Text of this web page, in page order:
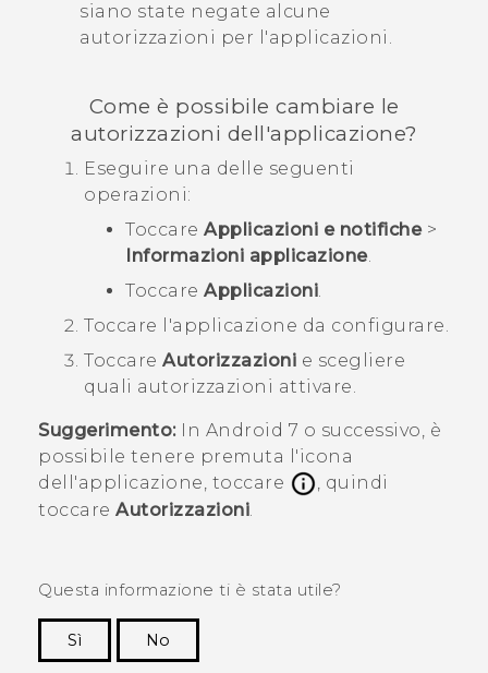
siano state negate alcune
autorizzazioni per l'applicazioni.
Come è possibile cambiare le
autorizzazioni dell'applicazione?
Eseguire una delle seguenti
operazioni:
Toccare Applicazioni e notifiche>
Informazioni applicazione.
Toccare Applicazioni.
Toccare l'applicazione da configurare.
Toccare Autorizzazioni e scegliere
quali autorizzazioni attivare.
Suggerimento:In Android 7 o successivo, è
possibile tenere premuta l'icona
dell'applicazione, toccare
, quindi
toccare Autorizzazioni.
Questa informazione ti è stata utile?
Sì
No